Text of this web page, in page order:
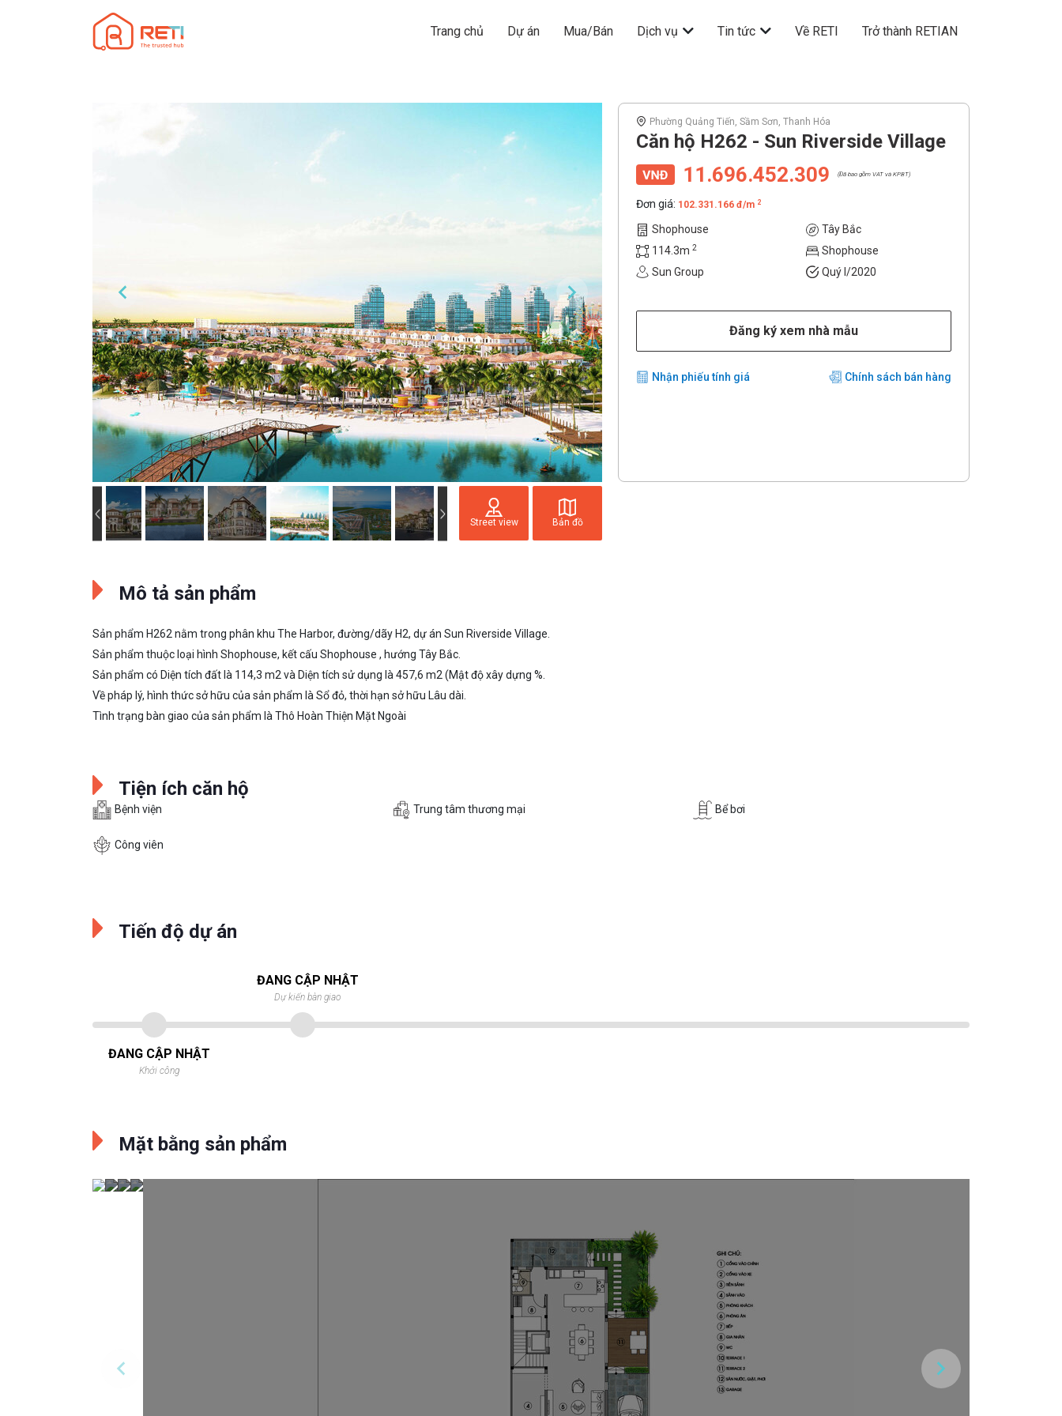
Trang chủ Dự án Mua/Bán Dịch vụ Tin tức Về RETI Trở thành RETIAN
Street view Bản đồ
Phường Quảng Tiến, Sầm Sơn, Thanh Hóa
Căn hộ H262 - Sun Riverside Village
11.696.452.309 (Đã bao gồm VAT và KPBT)
Đơn giá: 102.331.166 đ/m 2
Shophouse
Tây Bắc
114.3m 2
Shophouse
Sun Group
Quý I/2020
Đăng ký xem nhà mẫu
Nhận phiếu tính giá Chính sách bán hàng
Mô tả sản phẩm
Sản phẩm H262 nằm trong phân khu The Harbor, đường/dãy H2, dự án Sun Riverside Village.
Sản phẩm thuộc loại hình Shophouse, kết cấu Shophouse , hướng Tây Bắc.
Sản phẩm có Diện tích đất là 114,3 m2 và Diện tích sử dụng là 457,6 m2 (Mật độ xây dựng %.
Về pháp lý, hình thức sở hữu của sản phẩm là Sổ đỏ, thời hạn sở hữu Lâu dài.
Tình trạng bàn giao của sản phẩm là Thô Hoàn Thiện Mặt Ngoài
Tiện ích căn hộ
Bệnh viện Trung tâm thương mại Bể bơi
Công viên
Tiến độ dự án
ĐANG CẬP NHẬT
Khởi công
ĐANG CẬP NHẬT
Dự kiến bàn giao
Mặt bằng sản phẩm